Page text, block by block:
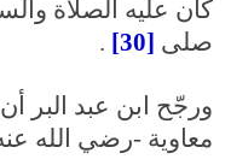
كان عليه الصلاة
صلى [30]
.
ورجّح ابن عبد البر
معاوية -رضي الله